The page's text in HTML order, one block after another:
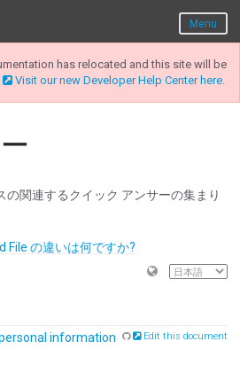
Menu
information
has relocated and this site will be
Visit our new Developer Help Center here.
の関連するクイック アンサーの集まり
File の違いは何ですか?
Edit this document